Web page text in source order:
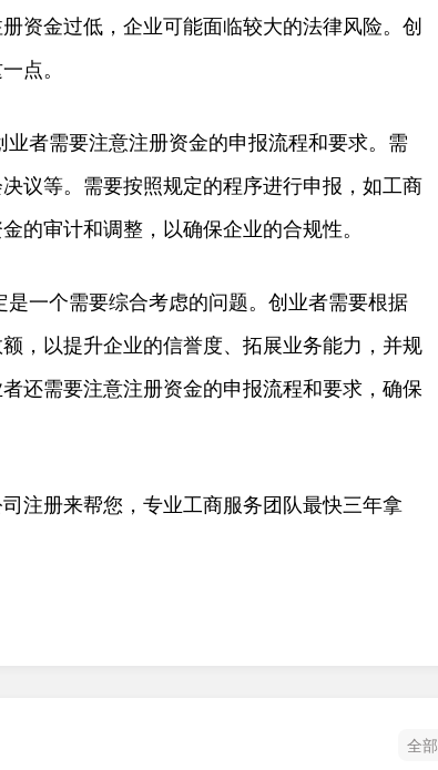
资金过低，企业可能面临较大的法律风险。创
点。
者需要注意注册资金的申报流程和要求。需
议等。需要按照规定的程序进行申报，如工商
的审计和调整，以确保企业的合规性。
一个需要综合考虑的问题。创业者需要根据
，以提升企业的信誉度、拓展业务能力，并规
还需要注意注册资金的申报流程和要求，确保
注册来帮您，专业工商服务团队最快三年拿
全部